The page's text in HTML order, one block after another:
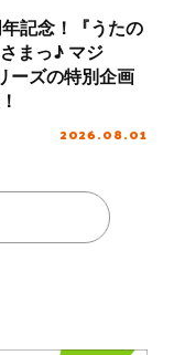
記念！『うたの
まっ♪ マジ
ーズの特別企画
2026.08.01